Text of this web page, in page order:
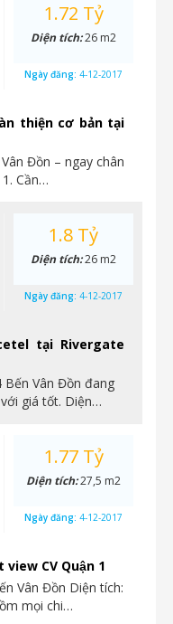
thiện cơ bản tại
Đồn – ngay chân
Cần…
1.72 Tỷ
Diện tích:26 m2
Ngày đăng: 4-12-2017
tại Rivergate
Bến Vân Đồn đang
giá tốt. Diện…
1.8 Tỷ
Diện tích:26 m2
Ngày đăng: 4-12-2017
CV Quận 1
Vân Đồn Diện tích:
mọi chi…
1.77 Tỷ
Diện tích:27,5 m2
Ngày đăng: 4-12-2017